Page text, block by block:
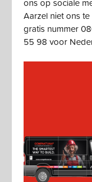
ons op sociale
Aarzel niet ons
gratis nummer
55 98 voor